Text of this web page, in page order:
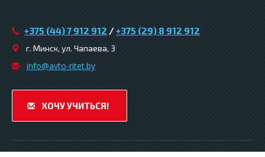
+375 (44) 7 912 912 /+375 (29) 8 912 912
г. Минск, ул. Чапаева, 3
infо@avtо-ritеt.by
ХОЧУ УЧИТЬСЯ!